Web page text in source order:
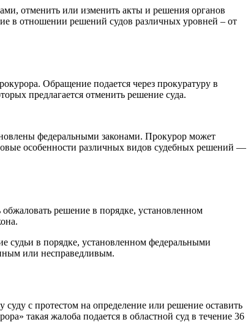
отменить или изменить акты и решения органов
в отношении решений судов различных уровней – от
Обращение подается через прокуратуру в
предлагается отменить решение суда.
федеральными законами. Прокурор может
особенности различных видов судебных решений —
решение в порядке, установленном
судьи в порядке, установленном федеральными
или несправедливым.
с протестом на определение или решение оставить
такая жалоба подается в областной суд в течение 36